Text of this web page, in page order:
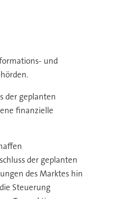
und
der geplanten
finanzielle
der geplanten
des Marktes hin
Steuerung